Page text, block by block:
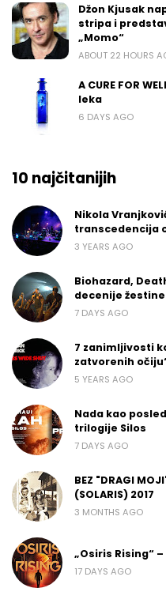
Džon Kjusak
stripa i
„Momo“
ABOUT 22 HOURS
A CURE FOR
leka
6 DAYS AGO
10 najčitanijih
Nikola
transcedencija
3 YEARS AGO
Biohazard,
decenije
7 DAYS AGO
7 zanimljivosti
zatvorenih
5 YEARS AGO
Nada kao
trilogije Silos
7 DAYS AGO
BEZ "DRAGI
(SOLARIS) 2017
3 MONTHS AGO
„Osiris Rising“
17 DAYS AGO